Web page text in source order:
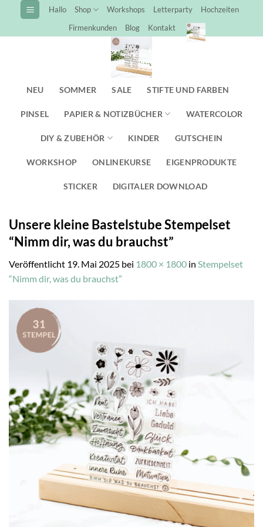
Inhalt
springen
Hallo Shop Workshops Letterparty
Hochzeiten
Firmenkunden
Blog Kontakt
NEU SOMMER SALE STIFTE UND FARBEN
PINSEL PAPIER & NOTIZBÜCHER WATERCOLOR
DIY & ZUBEHÖR KINDER GUTSCHEIN
WORKSHOP ONLINEKURSE EIGENPRODUKTE
STICKER DIGITALER DOWNLOAD
Unsere kleine Bastelstube Stempelset
“Nimm dir, was du brauchst”
Veröffentlicht 19. Mai 2025 bei 1800 × 1800 in Stempelset
“Nimm dir, was du brauchst”